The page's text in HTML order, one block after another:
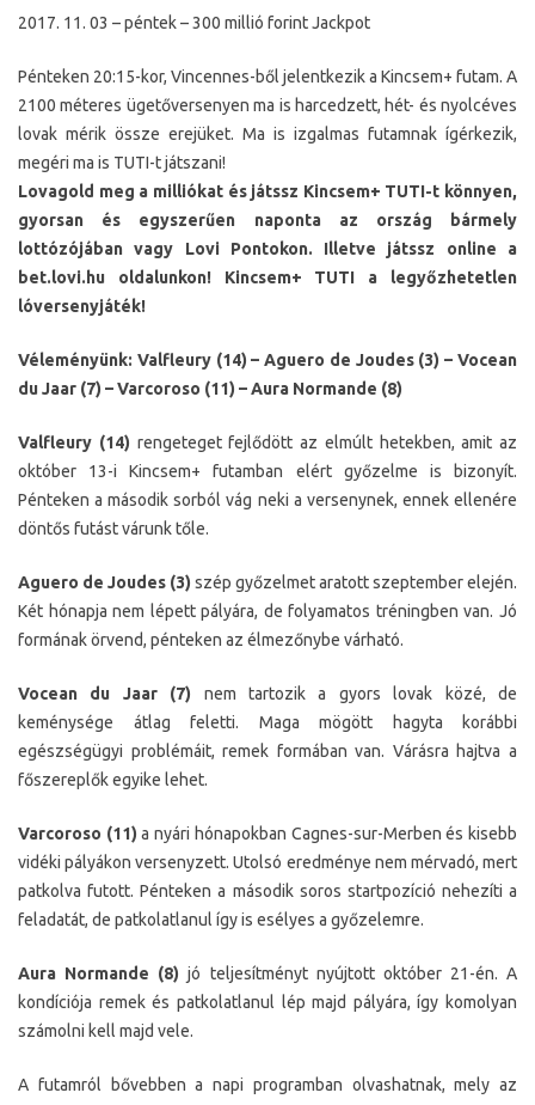
2017. 11. 03 – péntek – 300 millió forint Jackpot
Pénteken 20:15-kor, Vincennes-ből jelentkezik a Kincsem+ futam. A
2100 méteres ügetőversenyen ma is harcedzett, hét- és nyolcéves
lovak mérik össze erejüket. Ma is izgalmas futamnak ígérkezik,
megéri ma is TUTI-t játszani!
Lovagold meg a milliókat és játssz Kincsem+ TUTI-t könnyen,
gyorsan és egyszerűen naponta az ország bármely
lottózójában vagy Lovi Pontokon. Illetve játssz online a
bet.lovi.hu oldalunkon! Kincsem+ TUTI a legyőzhetetlen
lóversenyjáték!
Véleményünk: Valfleury (14) – Aguero de Joudes (3) – Vocean
du Jaar (7) – Varcoroso (11) – Aura Normande (8)
Valfleury (14) rengeteget fejlődött az elmúlt hetekben, amit az
október 13-i Kincsem+ futamban elért győzelme is bizonyít.
Pénteken a második sorból vág neki a versenynek, ennek ellenére
döntős futást várunk tőle.
Aguero de Joudes (3) szép győzelmet aratott szeptember elején.
Két hónapja nem lépett pályára, de folyamatos tréningben van. Jó
formának örvend, pénteken az élmezőnybe várható.
Vocean du Jaar (7) nem tartozik a gyors lovak közé, de
keménysége átlag feletti. Maga mögött hagyta korábbi
egészségügyi problémáit, remek formában van. Várásra hajtva a
főszereplők egyike lehet.
Varcoroso (11) a nyári hónapokban Cagnes-sur-Merben és kisebb
vidéki pályákon versenyzett. Utolsó eredménye nem mérvadó, mert
patkolva futott. Pénteken a második soros startpozíció nehezíti a
feladatát, de patkolatlanul így is esélyes a győzelemre.
Aura Normande (8) jó teljesítményt nyújtott október 21-én. A
kondíciója remek és patkolatlanul lép majd pályára, így komolyan
számolni kell majd vele.
A futamról bővebben a napi programban olvashatnak, mely az